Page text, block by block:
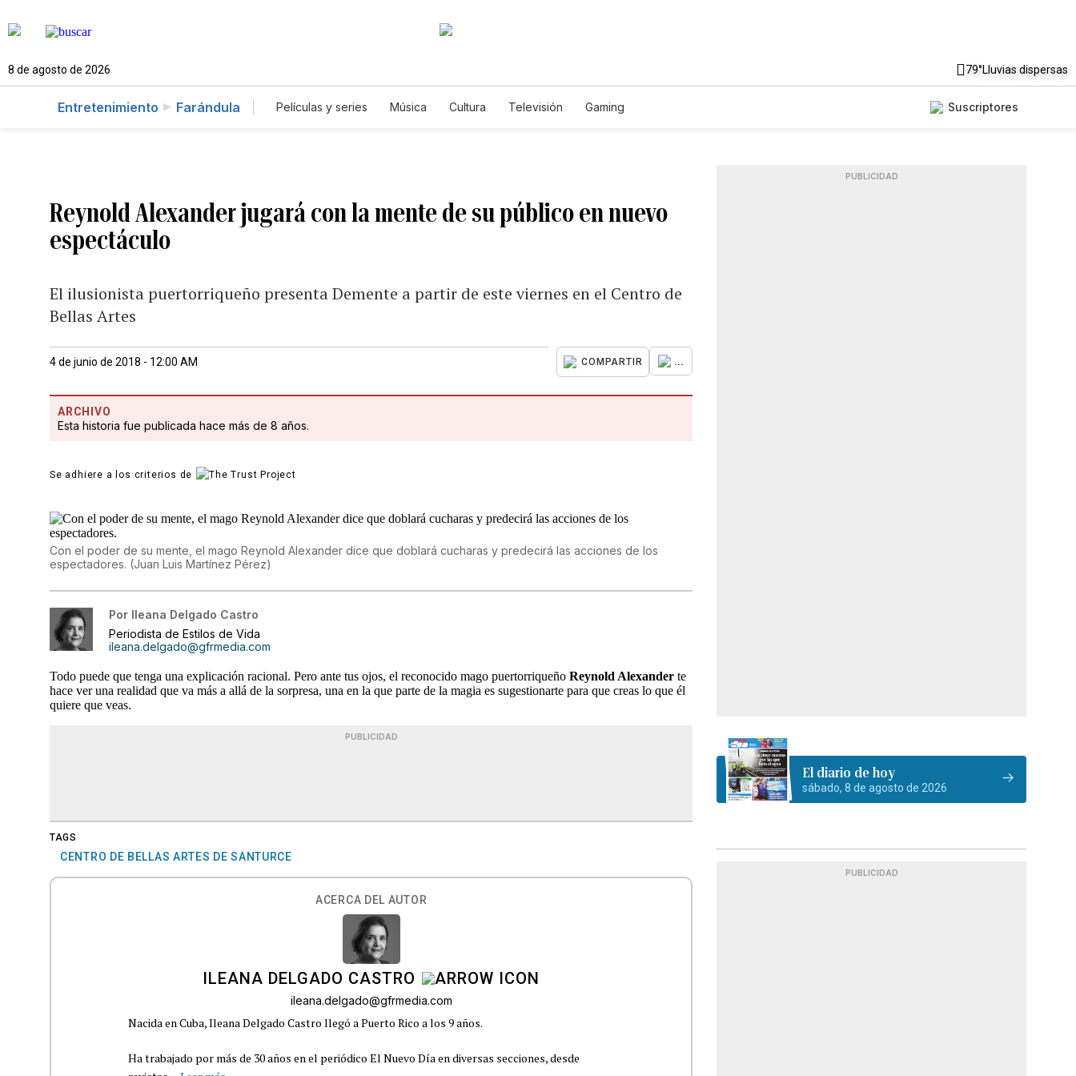
8 de agosto de 2026 79°Lluvias dispersas
Entretenimiento Farándula Películas y series Música Cultura Televisión Gaming Suscriptores
Reynold Alexander jugará con la mente de su público en nuevo
espectáculo
El ilusionista puertorriqueño presenta Demente a partir de este viernes en el Centro de
Bellas Artes
4 de junio de 2018 - 12:00 AM COMPARTIR ...
ARCHIVO
Esta historia fue publicada hace más de 8 años.
Se adhiere a los criterios de
Con el poder de su mente, el mago Reynold Alexander dice que doblará cucharas y predecirá las acciones de los
espectadores. (Juan Luis Martínez Pérez)
Por Ileana Delgado Castro
Periodista de Estilos de Vida
ileana.delgado@gfrmedia.com
Todo puede que tenga una explicación racional. Pero ante tus ojos, el reconocido mago puertorriqueñoReynold Alexander te
hace ver una realidad que va más a allá de la sorpresa, una en la que parte de la magia es sugestionarte para que creas lo que él
quiere que veas.
PUBLICIDAD
TAGS
CENTRO DE BELLAS ARTES DE SANTURCE
ACERCA DEL AUTOR
ILEANA DELGADO CASTRO
ileana.delgado@gfrmedia.com
Nacida en Cuba, Ileana Delgado Castro llegó a Puerto Rico a los 9 años.
Ha trabajado por más de 30 años en el periódico El Nuevo Día en diversas secciones, desde
PUBLICIDAD
El diario de hoy
sábado, 8 de agosto de 2026
PUBLICIDAD